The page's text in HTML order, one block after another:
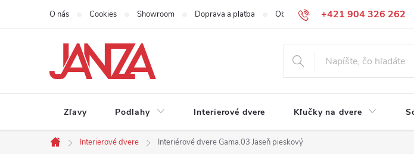
Prejsť na obsah +421 904 326 262
O nás Cookies Showroom Doprava a platba Obchodné podmienky
Zľavy Podlahy Interierové dvere Kľučky na dvere
Domov
Interierové dvere Interiérové dvere Gama.03 Jaseň pieskový